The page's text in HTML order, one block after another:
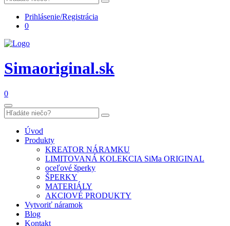
Prihlásenie/Registrácia
0
Simaoriginal.sk
0
Úvod
Produkty
KREATOR NÁRAMKU
LIMITOVANÁ KOLEKCIA SiMa ORIGINAL
oceľové šperky
ŠPERKY
MATERIÁLY
AKCIOVÉ PRODUKTY
Vytvoriť náramok
Blog
Kontakt